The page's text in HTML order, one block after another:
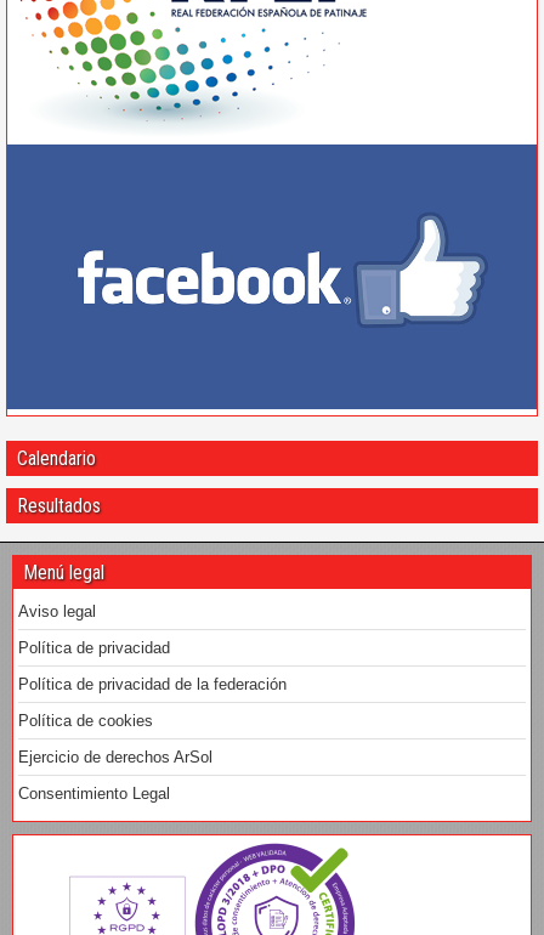
Calendario
Resultados
Menú legal
Aviso legal
Política de privacidad
Política de privacidad de la federación
Política de cookies
Ejercicio de derechos ArSol
Consentimiento Legal